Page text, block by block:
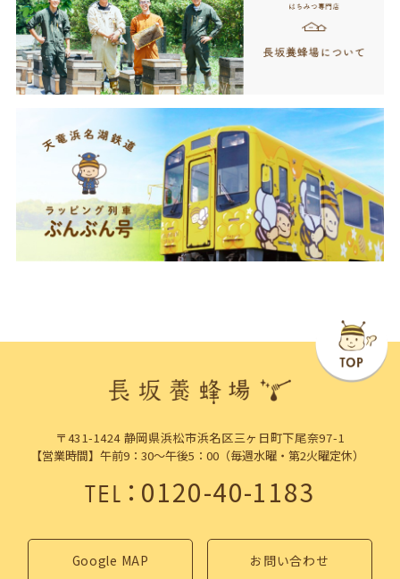
〒431-1424 静岡県浜松市浜名区三ヶ日町下尾奈97-1
【営業時間】午前9：30～午後5：00（毎週水曜・第2火曜定休）
TEL：0120-40-1183
Google MAP お問い合わせ